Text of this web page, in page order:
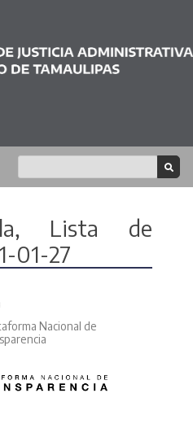
Lista de
01-27
Nacional de